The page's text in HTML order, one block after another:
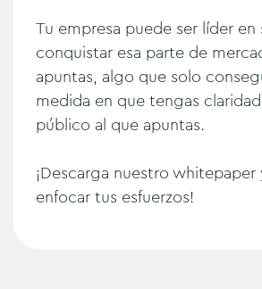
Tu empresa puede ser líder en
conquistar esa parte de
apuntas, algo que solo
medida en que tengas
público al que apuntas.
¡Descarga nuestro whitepaper
enfocar tus esfuerzos!